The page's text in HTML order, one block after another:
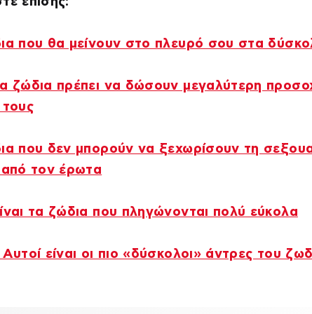
που θα μείνουν στο πλευρό σου στα
ζώδια πρέπει να δώσουν μεγαλύτερη
τους
που δεν μπορούν να ξεχωρίσουν τη
από τον έρωτα
τα ζώδια που πληγώνονται πολύ εύκολα
είναι οι πιο «δύσκολοι» άντρες του